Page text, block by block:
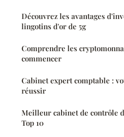
Découvrez les avantages
lingotins d'or de 5g
Comprendre les
commencer
Cabinet expert comptable :
réussir
Meilleur cabinet de contrôle
Top 10